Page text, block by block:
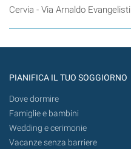
Cervia - Via Arnaldo Evangelisti
PIANIFICA IL TUO SOGGIORNO
Dove dormire
Famiglie e bambini
Wedding e cerimonie
Vacanze senza barriere